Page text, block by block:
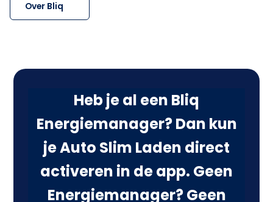
Over Bliq
Heb je al een Bliq
Energiemanager? Dan kun
je Auto Slim Laden direct
activeren in de app. Geen
Energiemanager? Geen